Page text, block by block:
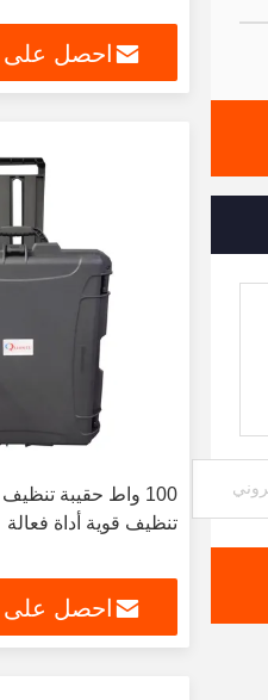
احصل
100 واط حقيبة
تنظيف قوية أداة فعالة
احصل